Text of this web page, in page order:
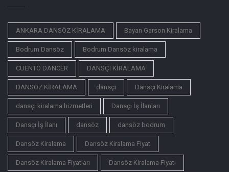
ANKARA DANSÖZ KİRALAMA Bayan Garson Kiralama
Bodrum Dansöz Bodrum Dansöz kiralama
CUENTO DANCER DANSÇI KİRALAMA
DANSÖZ KİRALAMA dansçı Dansçı Kiralama
dansçı kiralama hizmetleri Dansçı İş İlanları
Dansçı İş İlanı dansöz dansöz bodrum
Dansöz Kiralama Dansöz Kiralama Fiyat
Dansöz Kiralama Fiyatları Dansöz Kiralama Fiyatı